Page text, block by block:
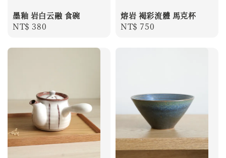
墨釉 岩白云融 食碗
Regular
NT$ 380
熔岩 褐彩流體 馬克杯
Regular
NT$ 750